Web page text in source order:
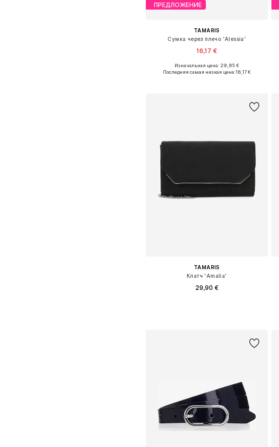
ПРЕДЛОЖЕНИЕ
TAMARIS
Сумка через плечо 'Alessia'
16,17 €
+1
Доступные размеры: One Size
Изначальная цена: 29,95 €
Последняя самая низкая цена:16,17 €
TAMARIS
Клатч 'Amalia'
29,90 €